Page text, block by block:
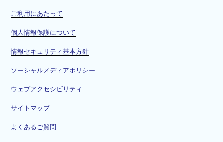
ド
で
く
ご利用にあたって
個人情報保護について
情報セキュリティ基本方針
ソーシャルメディアポリシー
ウェブアクセシビリティ
サイトマップ
よくあるご質問